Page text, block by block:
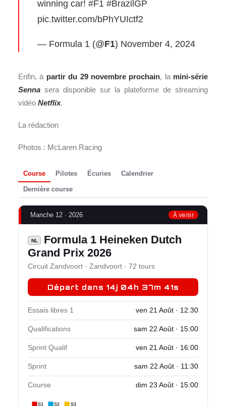
winning car! #F1 #BrazilGP
pic.twitter.com/bPhYUIctf2
— Formula 1 (@F1) November 4, 2024
Enfin, à partir du 29 novembre prochain, la mini-série
Senna sera disponible sur la plateforme de streaming
vidéo Netflix.
La rédaction
Photos : McLaren Racing
Course Pilotes Écuries Calendrier
Dernière course
Manche 12 · 2026 À venir
NL
Formula 1 Heineken Dutch
Grand Prix 2026
Circuit Zandvoort · Zandvoort · 72 tours
Départ dans 14j 04h 37m 41s
Essais libres 1 ven 21 Août · 12:30
Qualifications sam 22 Août · 15:00
Sprint Qualif ven 21 Août · 16:00
Sprint sam 22 Août · 11:30
Course dim 23 Août · 15:00
S1 S2 S3